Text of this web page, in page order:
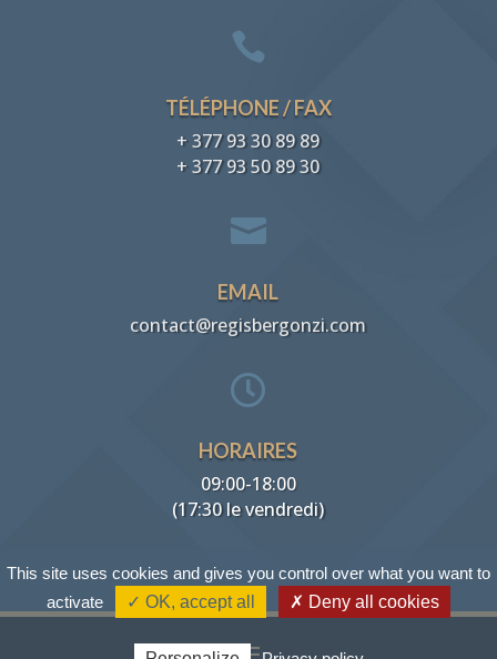

TÉLÉPHONE / FAX
+ 377 93 30 89 89
+ 377 93 50 89 30

EMAIL
contact@regisbergonzi.com

HORAIRES
09:00-18:00
(17:30 le vendredi)
This site uses cookies and gives you control over what you want to
activate
✓ OK, accept all ✗ Deny all cookies